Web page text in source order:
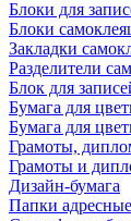
Блоки для
Блоки
Закладки
Разделители
Блок для
Бумага для
Бумага для
Грамоты,
Грамоты и
Дизайн-бумага
Папки адресные